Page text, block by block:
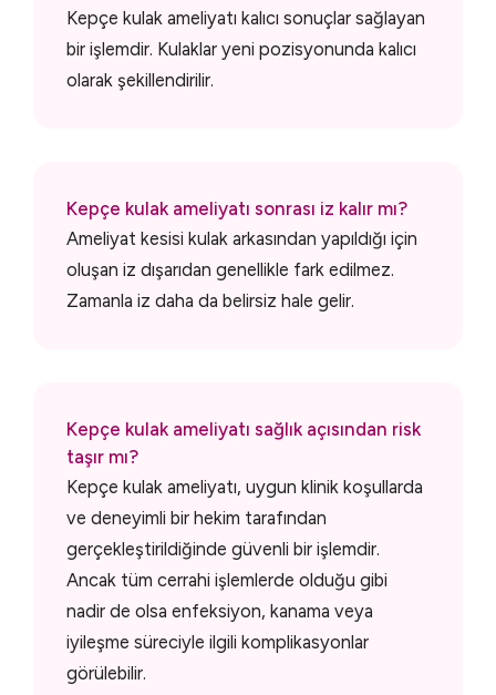
Kepçe kulak ameliyatı kalıcı sonuçlar sağlayan
bir işlemdir. Kulaklar yeni pozisyonunda kalıcı
olarak şekillendirilir.
Kepçe kulak ameliyatı sonrası iz kalır mı?
Ameliyat kesisi kulak arkasından yapıldığı için
oluşan iz dışarıdan genellikle fark edilmez.
Zamanla iz daha da belirsiz hale gelir.
Kepçe kulak ameliyatı sağlık açısından risk
taşır mı?
Kepçe kulak ameliyatı, uygun klinik koşullarda
ve deneyimli bir hekim tarafından
gerçekleştirildiğinde güvenli bir işlemdir.
Ancak tüm cerrahi işlemlerde olduğu gibi
nadir de olsa enfeksiyon, kanama veya
iyileşme süreciyle ilgili komplikasyonlar
görülebilir.